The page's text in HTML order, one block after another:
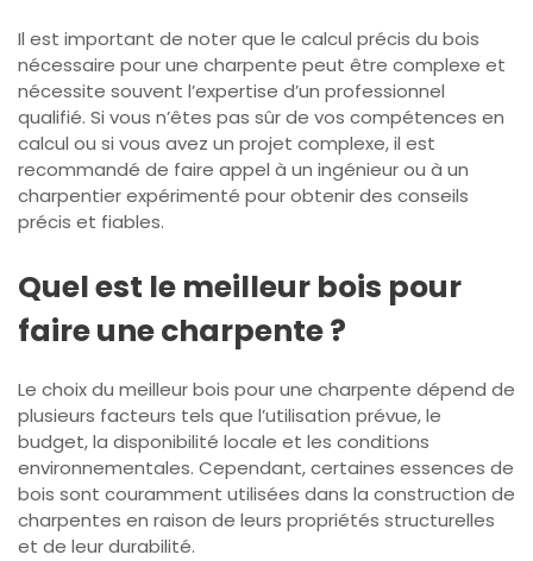
Il est important de noter que le calcul précis du bois
nécessaire pour une charpente peut être complexe et
nécessite souvent l’expertise d’un professionnel
qualifié. Si vous n’êtes pas sûr de vos compétences en
calcul ou si vous avez un projet complexe, il est
recommandé de faire appel à un ingénieur ou à un
charpentier expérimenté pour obtenir des conseils
précis et fiables.
Quel est le meilleur bois pour
faire une charpente ?
Le choix du meilleur bois pour une charpente dépend de
plusieurs facteurs tels que l’utilisation prévue, le
budget, la disponibilité locale et les conditions
environnementales. Cependant, certaines essences de
bois sont couramment utilisées dans la construction de
charpentes en raison de leurs propriétés structurelles
et de leur durabilité.